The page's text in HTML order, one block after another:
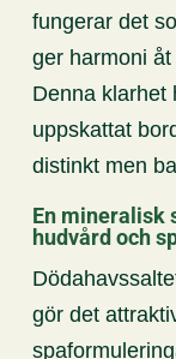
fungerar det
ger harmoni
Denna klarhet
uppskattat
distinkt men
En mineralisk
hudvård och
gör det